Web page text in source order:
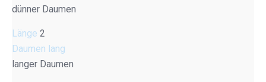
dünner Daumen
Länge 2
Daumen lang
langer Daumen